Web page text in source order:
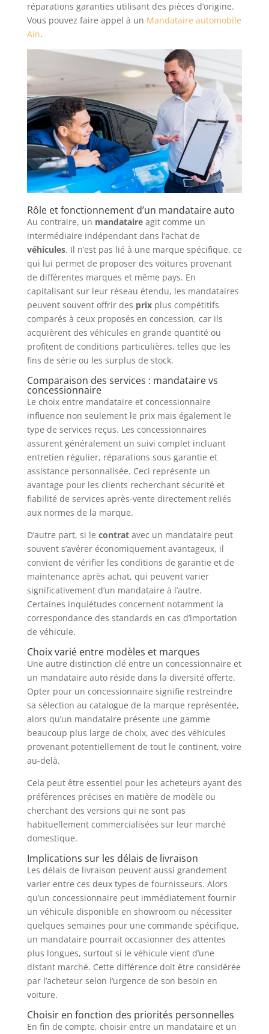
réparations garanties utilisant des pièces d’origine.
Vous pouvez faire appel à un Mandataire automobile
Ain.
Rôle et fonctionnement d’un mandataire auto
Au contraire, un mandataireagit comme un
intermédiaire indépendant dans l’achat de
véhicules. Il n’est pas lié à une marque spécifique, ce
qui lui permet de proposer des voitures provenant
de différentes marques et même pays. En
capitalisant sur leur réseau étendu, les mandataires
peuvent souvent offrir des prixplus compétitifs
comparés à ceux proposés en concession, car ils
acquièrent des véhicules en grande quantité ou
profitent de conditions particulières, telles que les
fins de série ou les surplus de stock.
Comparaison des services : mandataire vs
concessionnaire
Le choix entre mandataire et concessionnaire
influence non seulement le prix mais également le
type de services reçus. Les concessionnaires
assurent généralement un suivi complet incluant
entretien régulier, réparations sous garantie et
assistance personnalisée. Ceci représente un
avantage pour les clients recherchant sécurité et
fiabilité de services après-vente directement reliés
aux normes de la marque.
D’autre part, si le contratavec un mandataire peut
souvent s’avérer économiquement avantageux, il
convient de vérifier les conditions de garantie et de
maintenance après achat, qui peuvent varier
significativement d’un mandataire à l’autre.
Certaines inquiétudes concernent notamment la
correspondance des standards en cas d’importation
de véhicule.
Choix varié entre modèles et marques
Une autre distinction clé entre un concessionnaire et
un mandataire auto réside dans la diversité offerte.
Opter pour un concessionnaire signifie restreindre
sa sélection au catalogue de la marque représentée,
alors qu’un mandataire présente une gamme
beaucoup plus large de choix, avec des véhicules
provenant potentiellement de tout le continent, voire
au-delà.
Cela peut être essentiel pour les acheteurs ayant des
préférences précises en matière de modèle ou
cherchant des versions qui ne sont pas
habituellement commercialisées sur leur marché
domestique.
Implications sur les délais de livraison
Les délais de livraison peuvent aussi grandement
varier entre ces deux types de fournisseurs. Alors
qu’un concessionnaire peut immédiatement fournir
un véhicule disponible en showroom ou nécessiter
quelques semaines pour une commande spécifique,
un mandataire pourrait occasionner des attentes
plus longues, surtout si le véhicule vient d’une
distant marché. Cette différence doit être considérée
par l’acheteur selon l’urgence de son besoin en
voiture.
Choisir en fonction des priorités personnelles
En fin de compte, choisir entre un mandataire et un